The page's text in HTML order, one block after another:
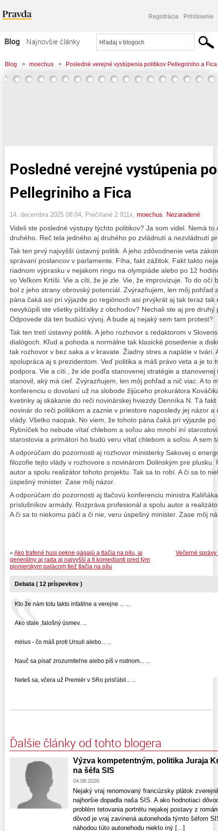
Registrácia Prihlásenie
Blog
Najnovšie články
Najčítanejšie články
Najkomentovanejšie články
Blog > moechus > Posledné verejné vystúpenia politikov Pellegriniho a Fica
Posledné verejné vystúpenia
Pellegriniho a Fica
14. decembra 2025 08:04 , Prečítané 2 911x, moechus Nezaradené
Videli ste posledné výstupy týchto politikov? Ja som videl. Nemá
druhého. Reč tela jedného aj druhého po zvládnutí a nezvládnutí
Tak ten prvý najvyšší ústavný politik. A jeho zdôvodnenie veta
správaní poslancov v parlamente. Fíha, fakt zážitok. Fakt takto
riadnom výprasku v nejakom ringu na olympiáde alebo po 12
vo Veľkom Krtíši. Vie a cíti, že je zle. Vie, že improvizuje. To do očí
bol z jeho strany obrovský potenciál. Zvýrazňujem, len môj pohľad
pána čaká asi pri výjazde po regiónoch asi prvýkrát aj tak teraz
nevykúpili ste všetky píšťalky z obchodov? Nechali ste aj pre druhý
Odpovede dá ten budúci vývoj. A bude aj nejaký sem tam protest?
Tak ten tretí ústavný politik. A jeho rozhovor s redaktorom v
dialógoch. Kľud a pohoda a normálne tak klasické posedenie a
tak rozhovor v bez saka a v kravate. Žiadny stres a napätie v tvári.
spolupráca aj s prezidentom. Veď politika a máš právo veta a je to
podpora. Vie a cíti , že ide podľa stanovenej stratégie a
stanovil, aký má cieľ. Zvýrazňujem, len môj pohľad a nič viac. A to
konferenciu o dovolaní už na slobode žijúceho prokurátora
kvetinky aj skákanie do reči novinárskej hviezdy Denníka N. Tá
novinár do reči politikom a zaznie v priestore naposledy jej názor
vlády. Všetko naopak. No viem, že tohoto pána čaká pri výjazde po
Rybníček ho nebude vítať chlebom a soľou ako mnohí iní
starostovia a primátori ho budú veru vítať chlebom a soľou. A sem
A odporúčam do pozornosti aj rozhovor ministerky Sakovej o
filozofie tejto vlády v rozhovore s novinárom Dolinským pre plusku.
autor a spolu realizátor tohoto projektu. Tak sa to robí. A či sa to
úspešný minister. Zase môj názor.
A odporúčam do pozornosti aj tlačovú konferenciu ministra
príslušníkov armády. Rozpráva profesionál a spolu autor a
A či sa to niekomu páči a či nie, veru úspešný minister. Zase môj
Večerné
« Ako trafené husi pekne gágajú a tlačia na pílu, aj
generálny aj rada aj najvyšší a tí komedianti pred tým
pionierskym palácom tiež tlačia na pílu
Debata ( 12 príspevkov )
Kto že nám totu takto infatilne a verejne ... ...
Ako stale ,falošný úsmev. ...
mirius - čo máš proti Ursuli alebo... ...
Nauč sa písať zrozumiteľne alebo píš v rodnom... ...
Neteš sa, včera už Premiér v SRo prisľúbil... ...
Ďalšie články od tohto blogera
Výzva kompetentným, politika Juraja
na šéfa SIS
04.08.2026
Nejaký vraj renomovaný francúzsky plátok
najhoršie dopadla naša SIS. A ako hodnotiaci
problém tetovania portrétu nejakej postavy z
dôvod je vraj zavinená autonehoda týmto šéfom
náhodou túto autonehodu niekto iný [...]